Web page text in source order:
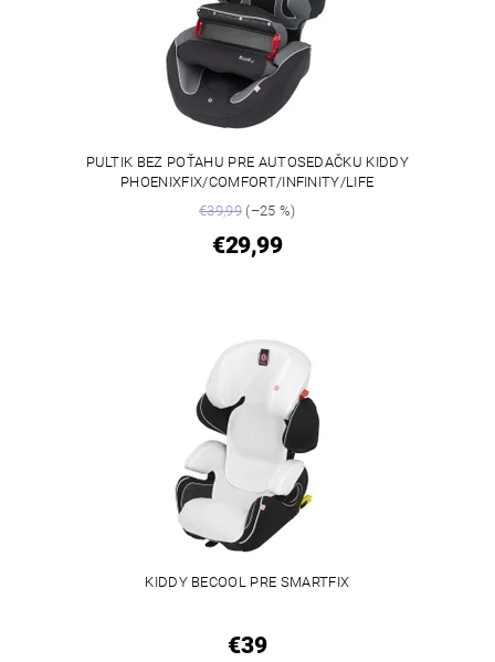
PULTIK BEZ POŤAHU PRE AUTOSEDAČKU KIDDY
PHOENIXFIX/COMFORT/INFINITY/LIFE
€39,99(–25 %)
€29,99
KIDDY BECOOL PRE SMARTFIX
€39